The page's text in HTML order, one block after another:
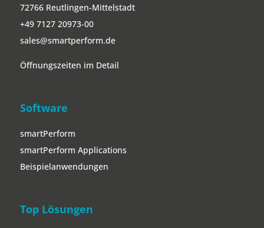
72766 Reutlingen-Mittelstadt
+49 7127 20973-00
sales@smartperform.de
Öffnungszeiten im Detail
Software
smartPerform
smartPerform Applications
Beispielanwendungen
Top Lösungen